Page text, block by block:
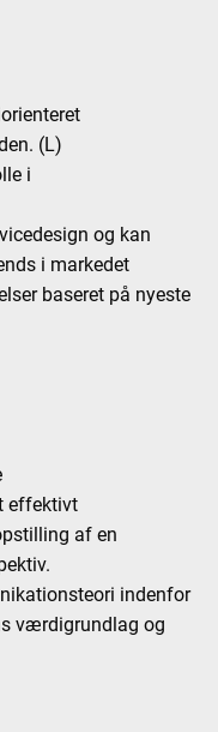
(L)
i
og kan
i markedet
baseret på nyeste
effektivt
af en
indenfor
værdigrundlag og